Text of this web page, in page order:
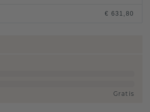
€ 631,80
Gratis